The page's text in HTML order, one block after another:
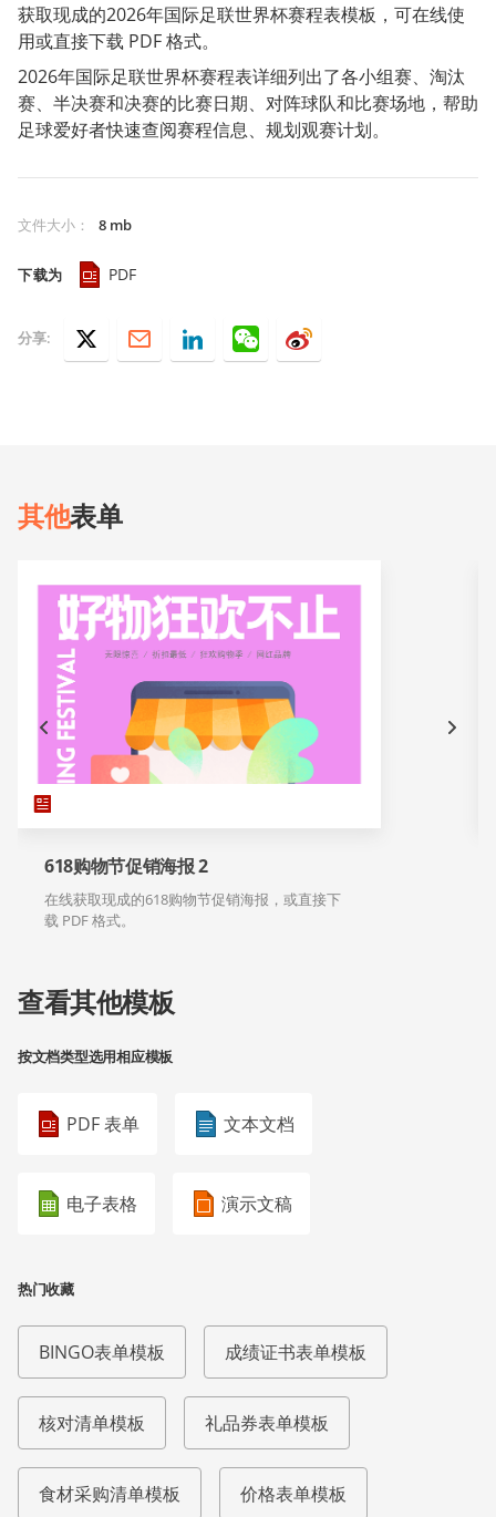
获取现成的2026年国际足联世界杯赛程表模板，可在线使
用或直接下载 PDF 格式。
2026年国际足联世界杯赛程表详细列出了各小组赛、淘汰
赛、半决赛和决赛的比赛日期、对阵球队和比赛场地，帮助
足球爱好者快速查阅赛程信息、规划观赛计划。
文件大小 ： 8 mb
下载为 PDF
分享:
其他表单
618购物节促销海报 2
在线获取现成的618购物节促销海报，或直接下
载 PDF 格式。
查看其他模板
按文档类型选用相应模板
PDF 表单 文本文档
电子表格 演示文稿
热门收藏
BINGO表单模板 成绩证书表单模板
核对清单模板 礼品券表单模板
食材采购清单模板 价格表单模板